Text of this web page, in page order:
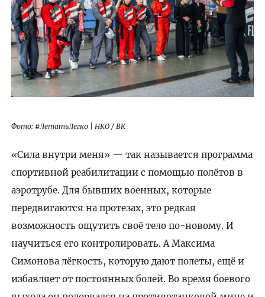
Фото: #ЛетатьЛегко | НКО / ВК
«Сила внутри меня» — так называется программа
спортивной реабилитации с помощью полётов в
аэротрубе. Для бывших военных, которые
передвигаются на протезах, это редкая
возможность ощутить своё тело по-новому. И
научиться его контролировать. А Максима
Симонова лёгкость, которую дают полеты, ещё и
избавляет от постоянных болей. Во время боевого